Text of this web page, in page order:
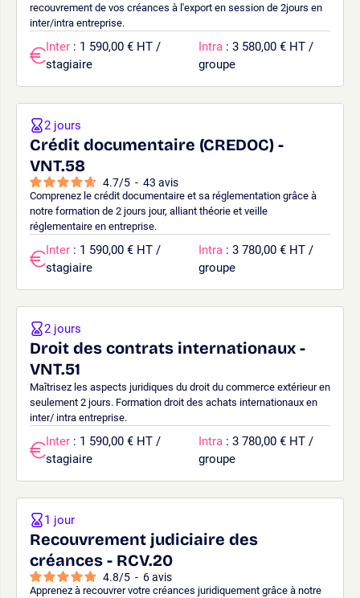
recouvrement de vos créances à l'export en session de 2jours en
inter/intra entreprise.
Inter : 1 590,00 € HT /
stagiaire
Intra : 3 580,00 € HT /
groupe
Crédit documentaire (CREDOC) -
VNT.58
4.7/5 - 43 avis
Comprenez le crédit documentaire et sa réglementation grâce à
notre formation de 2 jours jour, alliant théorie et veille
réglementaire en entreprise.
2 jours
Inter : 1 590,00 € HT /
stagiaire
Intra : 3 780,00 € HT /
groupe
Droit des contrats internationaux -
VNT.51
Maîtrisez les aspects juridiques du droit du commerce extérieur en
seulement 2 jours. Formation droit des achats internationaux en
inter/ intra entreprise.
2 jours
Inter : 1 590,00 € HT /
stagiaire
Intra : 3 780,00 € HT /
groupe
Recouvrement judiciaire des
créances - RCV.20
4.8/5 - 6avis
Apprenez à recouvrer votre créances juridiquement grâce à notre
1 jour